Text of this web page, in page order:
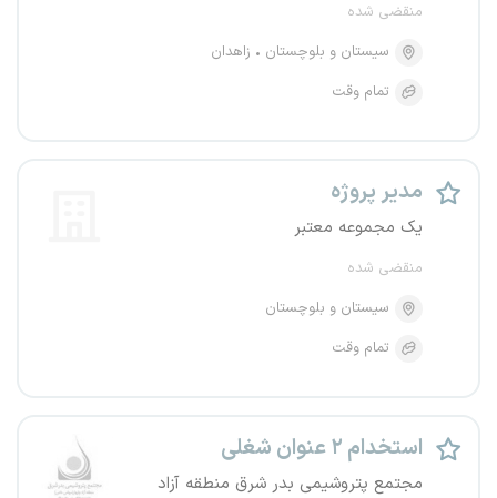
منقضی شده
سیستان و بلوچستان
زاهدان
تمام وقت
مدیر پروژه
یک مجموعه معتبر
منقضی شده
سیستان و بلوچستان
تمام وقت
استخدام ۲ عنوان شغلی
مجتمع پتروشیمی بدر شرق منطقه آزاد